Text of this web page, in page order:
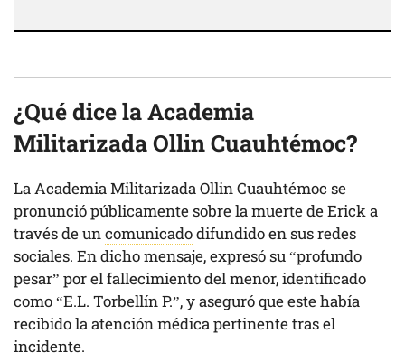
¿Qué dice la Academia
Militarizada Ollin Cuauhtémoc?
La Academia Militarizada Ollin Cuauhtémoc se
pronunció públicamente sobre la muerte de Erick a
través de uncomunicadodifundido en sus redes
sociales. En dicho mensaje, expresó su “profundo
pesar” por el fallecimiento del menor, identificado
como “E.L. Torbellín P.”, y aseguró que este había
recibido la atención médica pertinente tras el
incidente.